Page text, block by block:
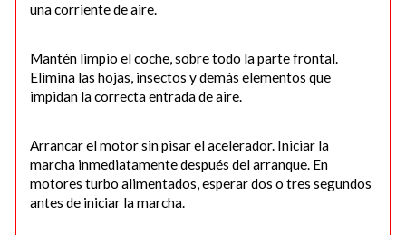
una corriente de aire.
Mantén limpio el coche, sobre todo la parte frontal.
Elimina las hojas, insectos y demás elementos que
impidan la correcta entrada de aire.
Arrancar el motor sin pisar el acelerador. Iniciar la
marcha inmediatamente después del arranque. En
motores turbo­ alimentados, esperar dos o tres segundos
antes de iniciar la marcha.